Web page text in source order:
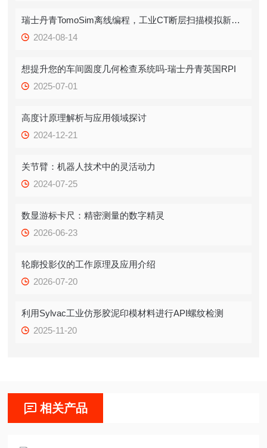
瑞士丹青TomoSim离线编程，工业CT断层扫描模拟新潮流
2024-08-14
想提升您的车间圆度几何检查系统吗-瑞士丹青英国RPI
2025-07-01
高度计原理解析与应用领域探讨
2024-12-21
关节臂：机器人技术中的灵活动力
2024-07-25
数显游标卡尺：精密测量的数字精灵
2026-06-23
轮廓投影仪的工作原理及应用介绍
2026-07-20
利用Sylvac工业仿形胶泥印模材料进行API螺纹检测
2025-11-20
相关产品